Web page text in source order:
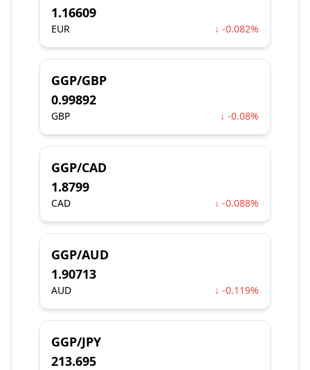
1.16609
EUR ↓ -0.082%
GGP/GBP
0.99892
GBP ↓ -0.08%
GGP/CAD
1.8799
CAD ↓ -0.088%
GGP/AUD
1.90713
AUD ↓ -0.119%
GGP/JPY
213.695